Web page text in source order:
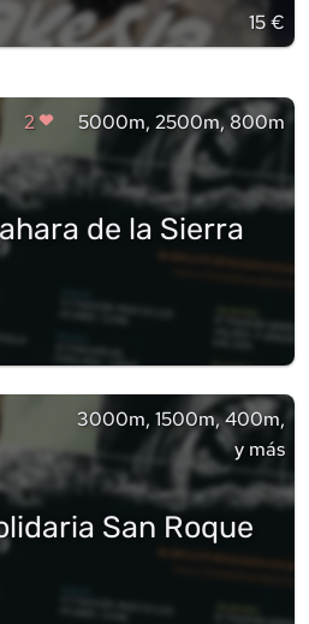
15 €
2 5000m, 2500m, 800m
de la Sierra
3000m, 1500m, 400m,
y más
San Roque